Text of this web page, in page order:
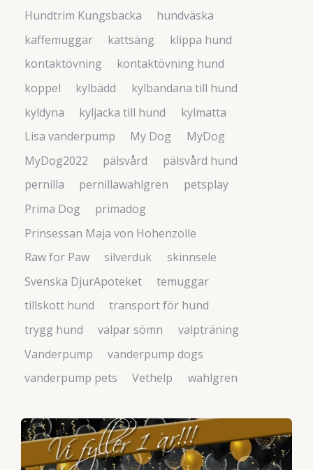
Hundtrim Kungsbacka
hundväska
kaffemuggar
kattsäng
klippa hund
kontaktövning
kontaktövning hund
koppel
kylbädd
kylbandana till hund
kyldyna
kyljacka till hund
kylmatta
Lisa vanderpump
My Dog
MyDog
MyDog2022
pälsvård
pälsvård hund
pernilla
pernillawahlgren
petsplay
Prima Dog
primadog
Prinsessan Maja von Hohenzolle
Raw for Paw
silverduk
skinnsele
Svenska DjurApoteket
temuggar
tillskott hund
transport för hund
trygg hund
valpar sömn
valpträning
Vanderpump
vanderpump dogs
vanderpump pets
Vethelp wahlgren